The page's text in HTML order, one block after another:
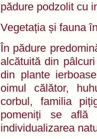
pădure podzolit cu
Vegetația și fauna
În pădure
alcătuită din
din plante
oimul călător,
corbul, familia
pomeniți se află
individualizarea